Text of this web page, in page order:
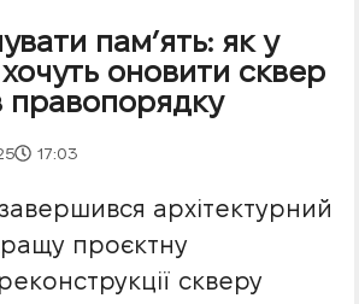
пам’ять: як у
оновити сквер
правопорядку
17:03
архітектурний
проєктну
скверу